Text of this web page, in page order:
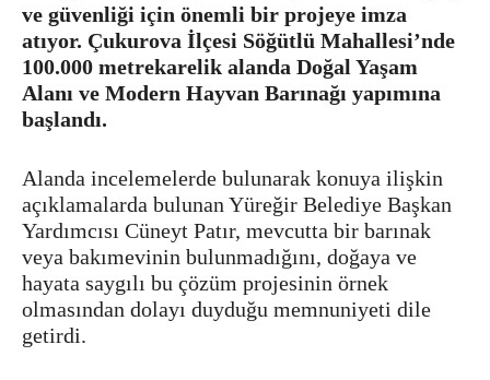
ve güvenliği için önemli bir projeye imza
atıyor. Çukurova İlçesi Söğütlü Mahallesi’nde
100.000 metrekarelik alanda Doğal Yaşam
Alanı ve Modern Hayvan Barınağı yapımına
başlandı.
Alanda incelemelerde bulunarak konuya ilişkin
açıklamalarda bulunan Yüreğir Belediye Başkan
Yardımcısı Cüneyt Patır, mevcutta bir barınak
veya bakımevinin bulunmadığını, doğaya ve
hayata saygılı bu çözüm projesinin örnek
olmasından dolayı duyduğu memnuniyeti dile
getirdi.